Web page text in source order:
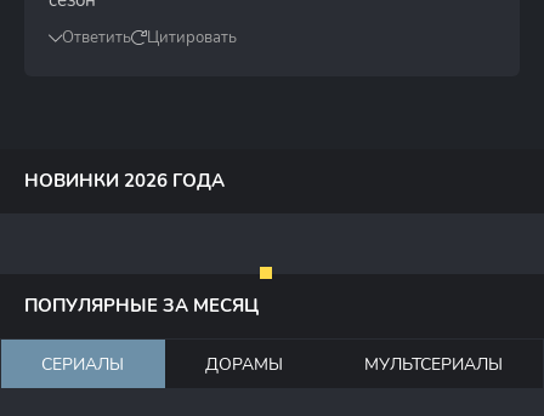
Ответить Цитировать
НОВИНКИ 2026 ГОДА
ПОПУЛЯРНЫЕ ЗА МЕСЯЦ
СЕРИАЛЫ ДОРАМЫ МУЛЬТСЕРИАЛЫ